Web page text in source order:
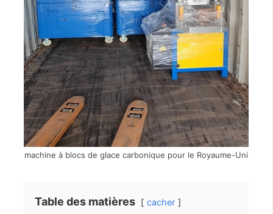
machine à blocs de glace carbonique pour le Royaume-Uni
Table des matières cacher